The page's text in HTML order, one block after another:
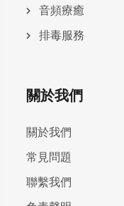
⾳頻療癒
排毒服務
關於我們
關於我們
常見問題
聯繫我們